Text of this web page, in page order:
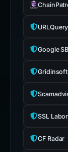
URLQuery
Google SB
Gridinsoft
SSL
CF Radar